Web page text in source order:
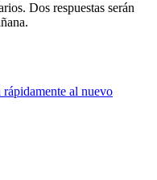
Dos respuestas serán